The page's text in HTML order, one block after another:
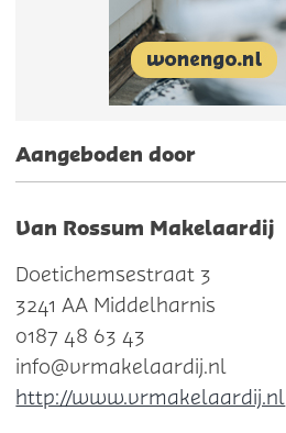
Aangeboden door
Van Rossum Makelaardij
Doetichemsestraat 3
3241 AA Middelharnis
0187 48 63 43
info@vrmakelaardij.nl
http://www.vrmakelaardij.nl